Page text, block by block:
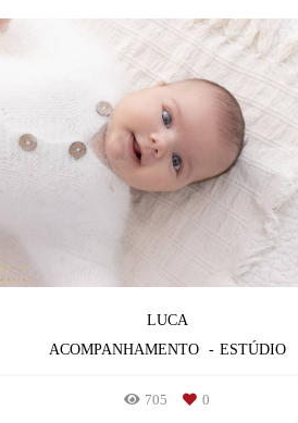
LUCA
ACOMPANHAMENTO
ESTÚDIO
705 0